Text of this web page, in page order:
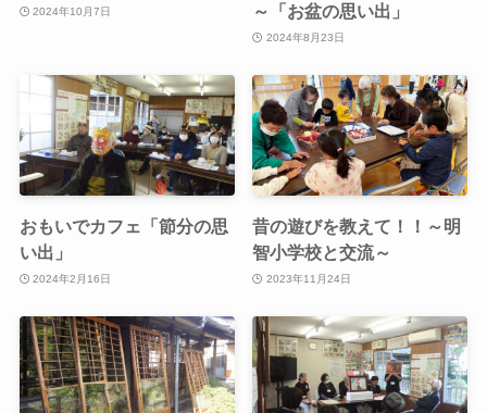
2024年10月7日
～「お盆の思い出」
2024年8月23日
おもいでカフェ「節分の思
い出」
2024年2月16日
昔の遊びを教えて！！～明
智小学校と交流～
2023年11月24日